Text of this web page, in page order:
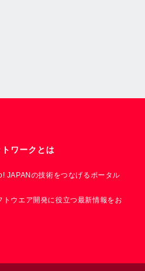
ワークとは
JAPANの技術をつなげるポータル
ウエア開発に役立つ最新情報をお